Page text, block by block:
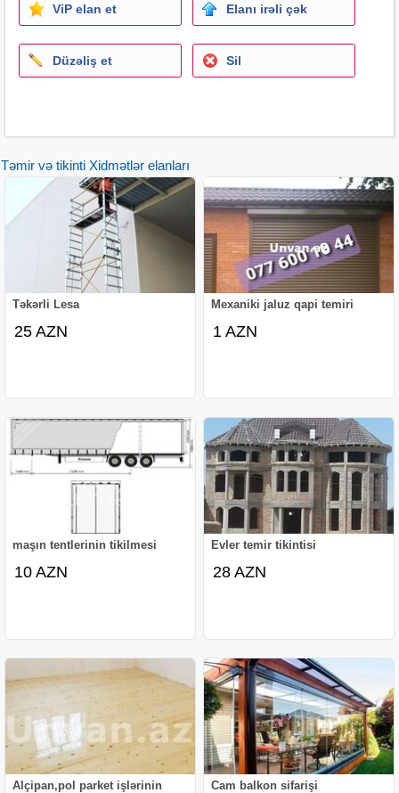
ViP elan et Elanı irəli çək
Düzəliş et Sil
Təmir və tikinti Xidmətlər elanları
Təkərli Lesa
25 AZN
Mexaniki jaluz qapi temiri
1 AZN
maşın tentlerinin tikilmesi
10 AZN
Evler temir tikintisi
28 AZN
Alçipan,pol parket işlərinin
Cam balkon sifarişi